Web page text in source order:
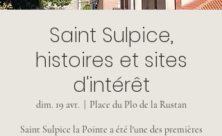
Saint Sulpice,
histoires et sites
d'intérêt
dim. 19 avr. Place du Plo de la Rustan
Saint Sulpice la Pointe a été l'une des premières